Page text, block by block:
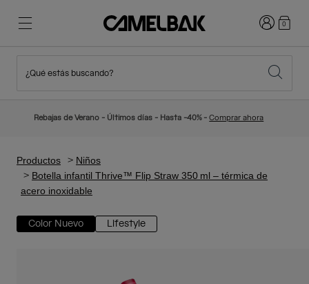
Novedades
Mochilas Hidratación
Chalecos Hidratación
Senderismo
Adiós a los desechables
Iniciar0
¿Qué estás buscando?
Rebajas de Verano - Últimos días - Hasta -40% -Comprar ahora
Productos
Niños
Botella infantil Thrive™ Flip Straw 350 ml – térmica de
acero inoxidable
Color Nuevo Lifestyle